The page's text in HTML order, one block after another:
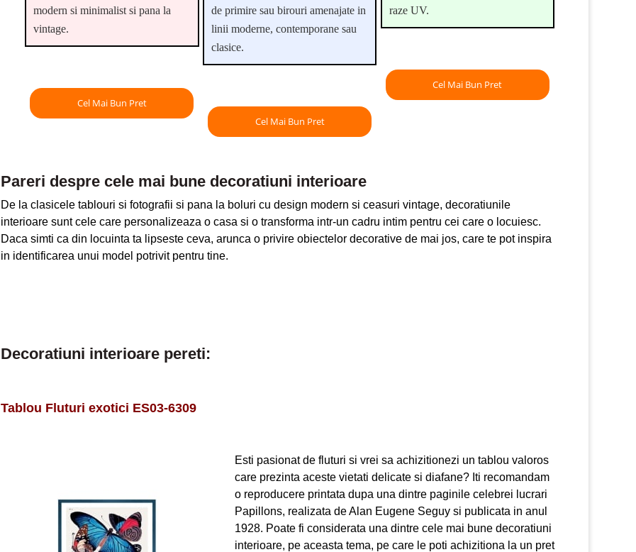
modern si minimalist si pana la
vintage.
Cel Mai Bun Pret
de primire sau birouri amenajate in
linii moderne, contemporane sau
clasice.
Cel Mai Bun Pret
raze UV.
Cel Mai Bun Pret
Pareri despre cele mai bune decoratiuni interioare
De la clasicele tablouri si fotografii si pana la boluri cu design modern si ceasuri vintage, decoratiunile
interioare sunt cele care personalizeaza o casa si o transforma intr-un cadru intim pentru cei care o locuiesc.
Daca simti ca din locuinta ta lipseste ceva, arunca o privire obiectelor decorative de mai jos, care te pot inspira
in identificarea unui model potrivit pentru tine.
Decoratiuni interioare pereti:
Tablou Fluturi exotici ES03-6309
Esti pasionat de fluturi si vrei sa achizitionezi un tablou valoros
care prezinta aceste vietati delicate si diafane? Iti recomandam
o reproducere printata dupa una dintre paginile celebrei lucrari
Papillons, realizata de Alan Eugene Seguy si publicata in anul
1928. Poate fi considerata una dintre cele mai bune decoratiuni
interioare, pe aceasta tema, pe care le poti achizitiona la un pret